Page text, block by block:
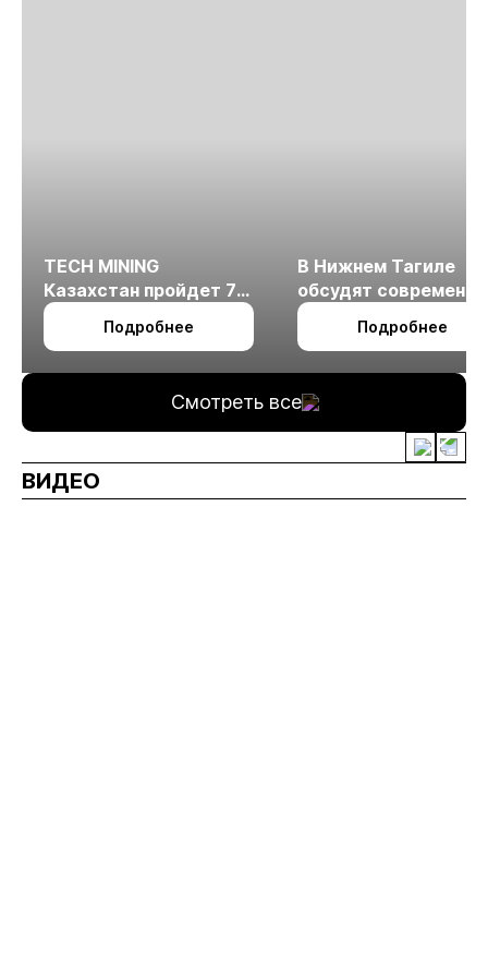
TECH MINING
Казахстан пройдет 7
октября в Алматы
Подробнее
В Нижнем Тагиле
обсудят
технологии
измельчения
Подробнее
Смотреть все
ВИДЕО